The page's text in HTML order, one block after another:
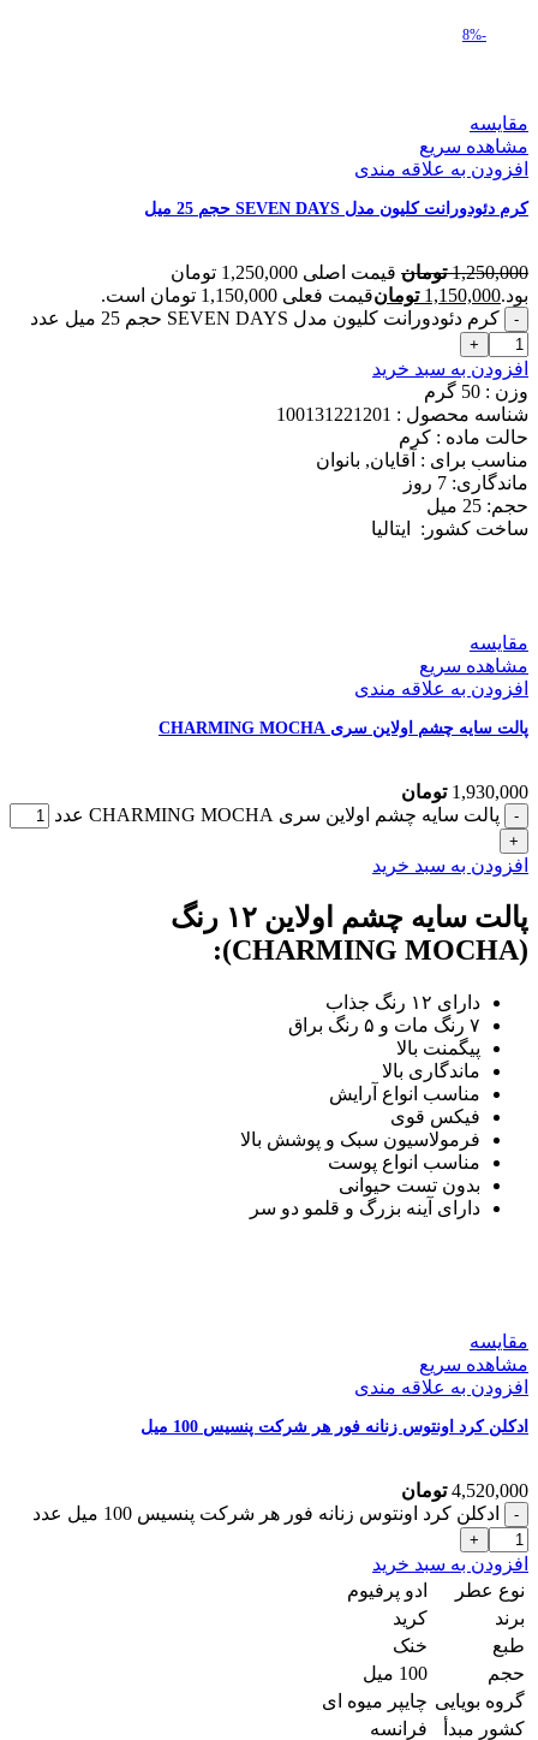
-8%
مقایسه
مشاهده سریع
افزودن به علاقه مندی
کرم دئودورانت کلیون مدل SEVEN DAYS حجم 25 میل
1,250,000 تومان
قیمت اصلی 1,250,000 تومان
بود.1,150,000 تومانقیمت فعلی 1,150,000 تومان است.
کرم دئودورانت کلیون مدل SEVEN DAYS حجم 25 میل عدد
افزودن به سبد خرید
وزن : 50
گرم
شناسه محصول : 100131221201
حالت ماده : کرم
مناسب برای : آقایان, بانوان
ماندگاری: 7
روز
حجم: 25
میل
ساخت کشور:
ایتالیا
مقایسه
مشاهده سریع
افزودن به علاقه مندی
پالت سایه چشم اولاین سری CHARMING MOCHA
1,930,000 تومان
پالت سایه چشم اولاین سری CHARMING MOCHA عدد
افزودن به سبد خرید
پالت سایه چشم اولاین ۱۲ رنگ
(CHARMING MOCHA):
دارای ۱۲ رنگ جذاب
۷ رنگ مات و ۵ رنگ براق
پیگمنت بالا
ماندگاری بالا
مناسب انواع آرایش
فیکس قوی
فرمولاسیون سبک و پوشش بالا
مناسب انواع پوست
بدون تست حیوانی
دارای آینه بزرگ و قلمو دو سر
مقایسه
مشاهده سریع
افزودن به علاقه مندی
ادکلن کرد اونتوس زنانه فور هر شرکت پنسیس 100 میل
4,520,000 تومان
ادکلن کرد اونتوس زنانه فور هر شرکت پنسیس 100 میل عدد
افزودن به سبد خرید
نوع عطر
ادو پرفیوم
برند
کرید
طبع
خنک
حجم
100 میل
گروه بویایی چایپر میوه ای
کشور مبدأ
فرانسه